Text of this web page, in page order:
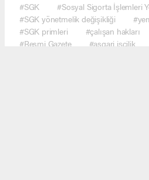
#SGK
#Sosyal Sigorta İşlemleri
#SGK yönetmelik değişikliği
#SGK primleri
#çalışan hakları
#Resmi Gazete
#asgari işçilik